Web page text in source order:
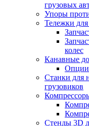
грузовых
Упоры
Тележки
колес
Канавные
Опции
Станки для
грузовиков
Стенды 3D